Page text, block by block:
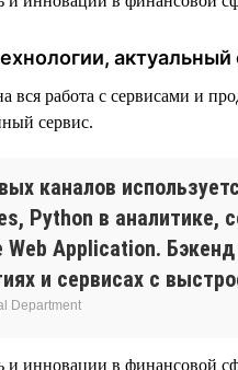
актуальный
вся работа с сервисами и
сервис.
каналов
Python в аналитике,
Application.
и сервисах с
Department